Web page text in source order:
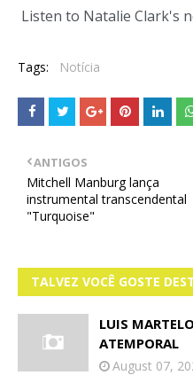
Listen to Natalie Clark's
Tags: Notícia
ANTIGOS
Mitchell Manburg lança
instrumental transcendental
"Turquoise"
TALVEZ VOCÊ GOSTE
LUIS
ATEMPORAL
August 07,